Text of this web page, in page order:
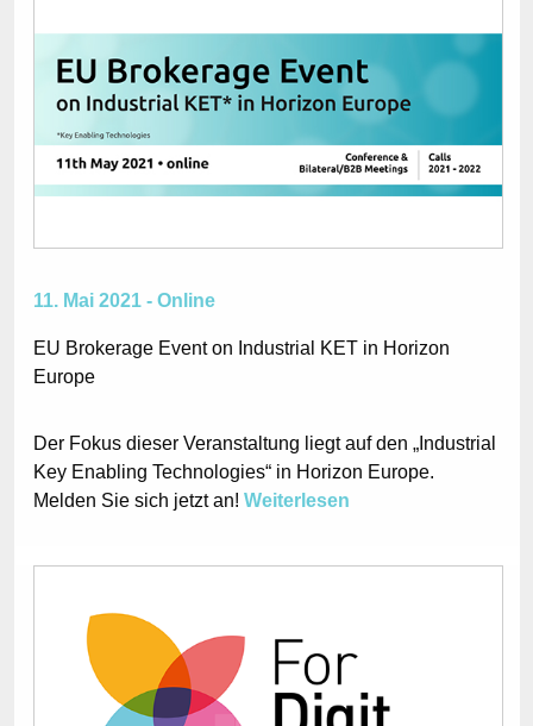
11. Mai 2021 - Online
EU Brokerage Event on Industrial KET in Horizon
Europe
Der Fokus dieser Veranstaltung liegt auf den „Industrial
Key Enabling Technologies“ in Horizon Europe.
Melden Sie sich jetzt an! Weiterlesen